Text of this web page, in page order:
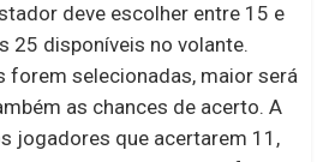
deve escolher entre 15 e
25 disponíveis no volante.
forem selecionadas, maior será
as chances de acerto. A
jogadores que acertarem 11,